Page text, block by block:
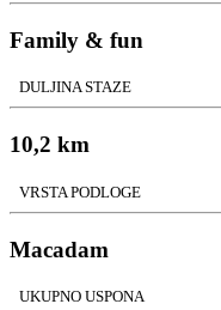
Family & fun
DULJINA STAZE
10,2 km
VRSTA PODLOGE
Macadam
UKUPNO USPONA